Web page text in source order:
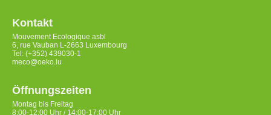
Kontakt
Mouvement Ecologique asbl
6, rue Vauban L-2663 Luxembourg
Tel: (+352) 439030-1
meco@oeko.lu
Öffnungszeiten
Montag bis Freitag
8:00-12:00 Uhr / 14:00-17:00 Uhr